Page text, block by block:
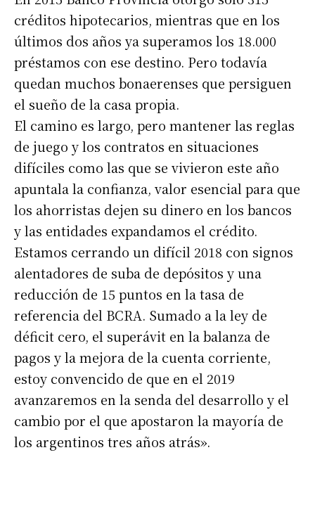
Nombre
Apellidos
Número de teléfono
créditos hipotecarios, mientras que en los
últimos dos años ya superamos los 18.000
préstamos con ese destino. Pero todavía
quedan muchos bonaerenses que persiguen
el sueño de la casa propia.
El camino es largo, pero mantener las reglas
de juego y los contratos en situaciones
difíciles como las que se vivieron este año
apuntala la confianza, valor esencial para que
los ahorristas dejen su dinero en los bancos
y las entidades expandamos el crédito.
Estamos cerrando un difícil 2018 con signos
alentadores de suba de depósitos y una
reducción de 15 puntos en la tasa de
referencia del BCRA. Sumado a la ley de
déficit cero, el superávit en la balanza de
pagos y la mejora de la cuenta corriente,
estoy convencido de que en el 2019
avanzaremos en la senda del desarrollo y el
cambio por el que apostaron la mayoría de
los argentinos tres años atrás».